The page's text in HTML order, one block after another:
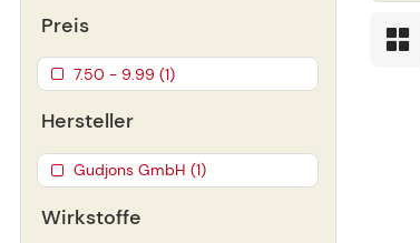
Preis
7.50 - 9.99 (1)
Hersteller
Gudjons GmbH (1)
Wirkstoffe